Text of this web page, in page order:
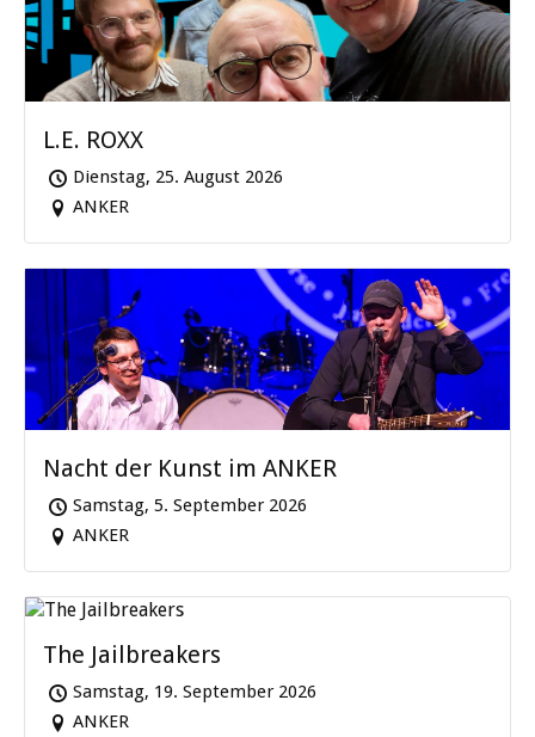
L.E. ROXX
Dienstag, 25. August 2026
ANKER
Nacht der Kunst im ANKER
Samstag, 5. September 2026
ANKER
The Jailbreakers
Samstag, 19. September 2026
ANKER